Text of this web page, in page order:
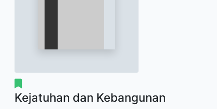
Kejatuhan dan Kebangunan